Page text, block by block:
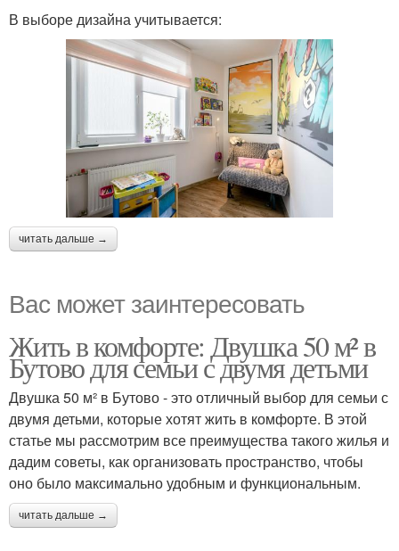
В выборе дизайна учитывается:
читать дальше →
Вас может заинтересовать
Жить в комфорте: Двушка 50 м² в
Бутово для семьи с двумя детьми
Двушка 50 м² в Бутово - это отличный выбор для семьи с
двумя детьми, которые хотят жить в комфорте. В этой
статье мы рассмотрим все преимущества такого жилья и
дадим советы, как организовать пространство, чтобы
оно было максимально удобным и функциональным.
читать дальше →